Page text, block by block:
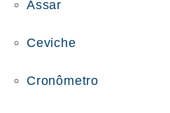
Assar
Ceviche
Cronômetro